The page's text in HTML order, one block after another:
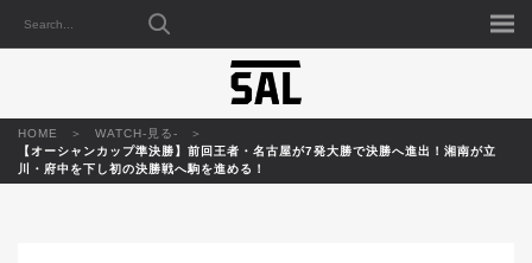
HOME
WATCH-見る-
【オーシャンカップ準決勝】前回王者・名古屋が7発大勝で決勝へ進出！湘南が立
川・府中を下し初の決勝戦へ駒を進める！